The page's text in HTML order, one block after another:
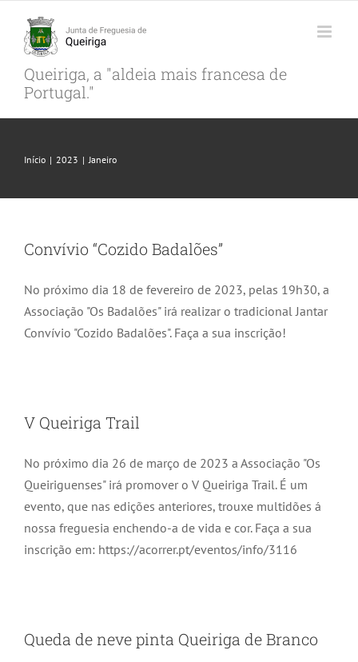
content
Queiriga, a "aldeia mais francesa de
Portugal."
Início | 2023 | Janeiro
Convívio “Cozido Badalões”
No próximo dia 18 de fevereiro de 2023, pelas 19h30, a
Associação "Os Badalões" irá realizar o tradicional Jantar
Convívio "Cozido Badalões". Faça a sua inscrição!
V Queiriga Trail
No próximo dia 26 de março de 2023 a Associação "Os
Queiriguenses" irá promover o V Queiriga Trail. É um
evento, que nas edições anteriores, trouxe multidões á
nossa freguesia enchendo-a de vida e cor. Faça a sua
inscrição em: https://acorrer.pt/eventos/info/3116
Queda de neve pinta Queiriga de Branco